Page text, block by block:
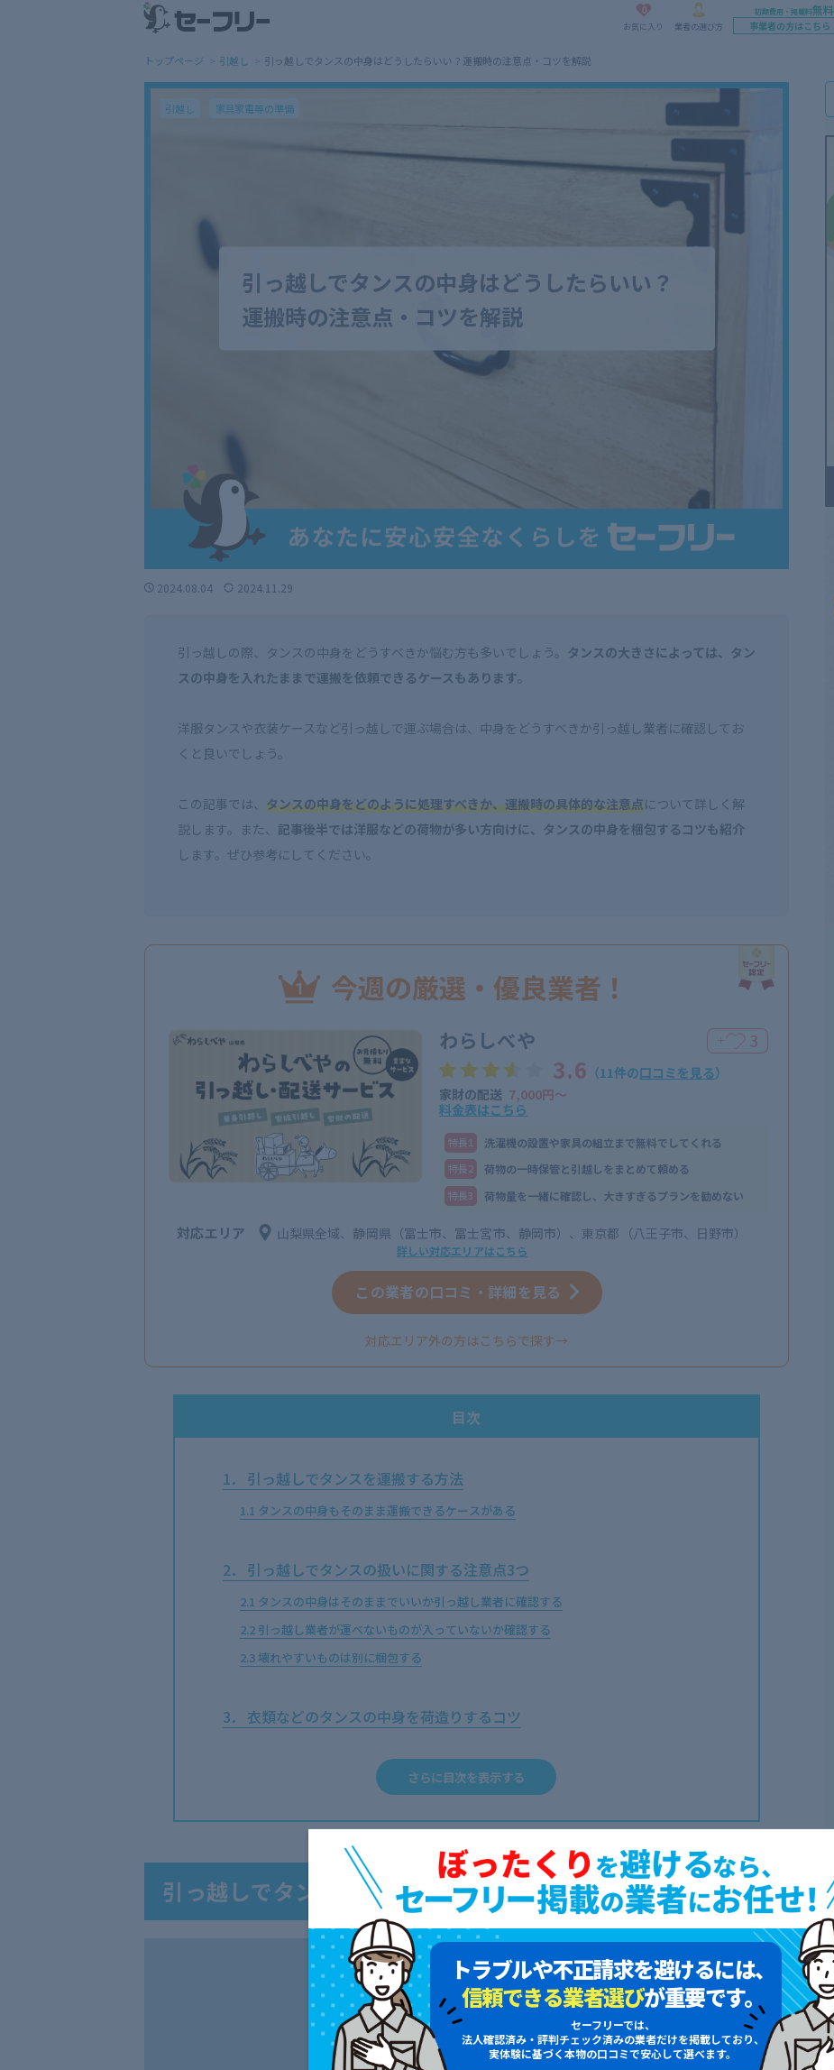
0
お気に入り 業者の選び方
初期費用・掲載料無料
事業者の方はこちら
トップページ 引越し 引っ越しでタンスの中身はどうしたらいい？運搬時の注意点・コツを解説
引っ越しでタンスの中身はどうしたらいい？
運搬時の注意点・コツを解説
引越し 家具家電等の準備
2024.08.04 2024.11.29
引っ越しの際、タンスの中身をどうすべきか悩む方も多いでしょう。 タンスの大きさによっては、タン
スの中身を入れたままで運搬を依頼できるケースもあります。
洋服タンスや衣装ケースなど引っ越しで運ぶ場合は、中身をどうすべきか引っ越し業者に確認してお
くと良いでしょう。
この記事では、 タンスの中身をどのように処理すべきか、運搬時の具体的な注意点について詳しく解
説します。また、 記事後半では洋服などの荷物が多い方向けに、タンスの中身を梱包するコツも紹介
します。ぜひ参考にしてください。
今週の厳選・優良業者！
わらしべや ＋ 3
3.6 （11件の口コミを見る）
家財の配送 7,000円〜
料金表はこちら
特⻑1 洗濯機の設置や家具の組立まで無料でしてくれる
特⻑2 荷物の一時保管と引越しをまとめて頼める
特⻑3 荷物量を一緒に確認し、大きすぎるプランを勧めない
対応エリア 山梨県全域、静岡県（富士市、富士宮市、静岡市）、東京都（八王子市、日野市）
詳しい対応エリアはこちら
この業者の口コミ・詳細を見る
対応エリア外の方はこちらで探す→
目次
1 引っ越しでタンスを運搬する方法
1.1 タンスの中身もそのまま運搬できるケースがある
2 引っ越しでタンスの扱いに関する注意点3つ
2.1 タンスの中身はそのままでいいか引っ越し業者に確認する
2.2引っ越し業者が運べないものが入っていないか確認する
2.3壊れやすいものは別に梱包する
3 衣類などのタンスの中身を荷造りするコツ
ハンガーケースを利用する
引っ越しを機に処分する
3.5すぐ利用するものはタンスから出してまとめておく
4 タンスの引っ越しは業者におまかせ！まずはお見積もりを
さらに目次を表示する
引っ越しでタンスを運搬する方法
トラブルや不正請求を避けるには、
信頼できる業者選びが重要です。
セーフリーでは、
法人確認済み・評判チェック済みの業者だけを掲載しており、
実体験に基づく本物の口コミで安心して選べます。